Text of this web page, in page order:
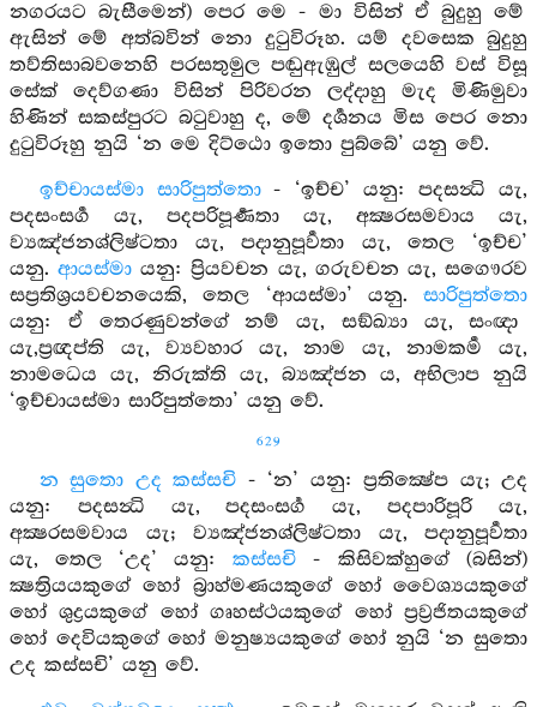
නගරයට බැසීමෙන්) පෙර මෙ - මා විසින් ඒ බුදුහු මේ
ඇසින් මේ අත්බවින් නො දුටුවිරූහ. යම් දවසෙක බුදුහු
තව්තිසාබවනෙහි පරසතුමුල පඬුඇඹුල් සලයෙහි වස් විසූ
සේක් දෙව්ගණා විසින් පිරිවරන ලද්දාහු මැද මිණිමුවා
හිණින් සකස්පුරට බටුවාහු ද, මේ දර්‍ශනය මිස පෙර නො
දුටුවිරූහු නුයි ‘න මෙ දිට්ඨො ඉතො පුබ්බේ’ යනු වේ.
ඉච්චායස්මා සාරිපුත්තො- ‘ඉච්ච’ යනු: පදසන්‍ධි යැ,
පදසංසර්‍ග යැ, පදපරිපූර්‍ණතා යැ, අක්‍ෂරසමවාය යැ,
ව්‍යඤ්ජනශ්ලිෂ්ටතා යැ, පදානුපූර්‍වතා යැ, තෙල ‘ඉච්ච’
යනු.ආයස්මා යනු: ප්‍රියවචන යැ, ගරුවචන යැ, සගෞරව
සප්‍රතිශ්‍රයවචනයෙකි, තෙල ‘ආයස්මා’ යනු. සාරිපුත්තො
යනු: ඒ තෙරණුවන්ගේ නම් යැ, සඞ්ඛ්‍යා යැ, සංඥා
යැ,ප්‍රඥප්ති යැ, ව්‍යවහාර යැ, නාම යැ, නාමකර්‍ම යැ,
නාමධෙය යැ, නිරුක්ති යැ, බ්‍යඤ්ජන ය, අභිලාප නුයි
‘ඉච්චායස්මා සාරිපුත්තො’ යනු වේ.
629
න සුතො උද කස්සචි - ‘න’ යනු: ප්‍රතික්‍ෂේප යැ; උද
යනු: පදසන්‍ධි යැ, පදසංසර්‍ග යැ, පදපාරිපූරි යැ,
අක්‍ෂරසමවාය යැ; ව්‍යඤ්ජනශ්ලිෂ්ටතා යැ, පදානුපූර්‍වතා
යැ, තෙල ‘උද’ යනු: කස්සචි - කිසිවක්හුගේ (බසින්)
ක්‍ෂත්‍රියයකුගේ හෝ බ්‍රාහ්මණයකුගේ හෝ වෛශ්‍යයකුගේ
හෝ ශුද්‍රයකුගේ හෝ ගෘහස්ථයකුගේ හෝ ප්‍රව්‍රජිතයකුගේ
හෝ දෙවියකුගේ හෝ මනුෂ්‍යයකුගේ හෝ නුයි ‘න සුතො
උද කස්සචි’ යනු වේ.